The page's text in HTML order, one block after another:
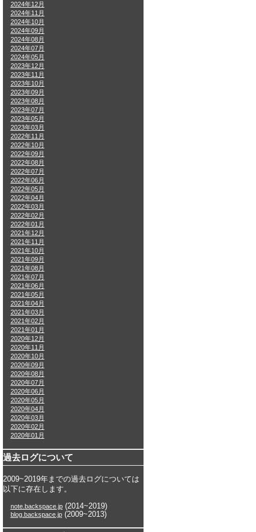
2024年12月
2024年11月
2024年10月
2024年09月
2024年08月
2024年07月
2024年05月
2023年12月
2023年11月
2023年10月
2023年09月
2023年08月
2023年07月
2023年05月
2023年03月
2022年11月
2022年10月
2022年09月
2022年08月
2022年07月
2022年06月
2022年05月
2022年04月
2022年03月
2022年02月
2022年01月
2021年12月
2021年11月
2021年10月
2021年09月
2021年08月
2021年07月
2021年06月
2021年05月
2021年04月
2021年03月
2021年02月
2021年01月
2020年12月
2020年11月
2020年10月
2020年09月
2020年08月
2020年07月
2020年06月
2020年05月
2020年04月
2020年03月
2020年02月
2020年01月
過去ログについて
2009~2019年までの過去ログについては
以下に存在します。
note.backspace.jp(2014~2019)
blog.backspace.jp(2009~2013)